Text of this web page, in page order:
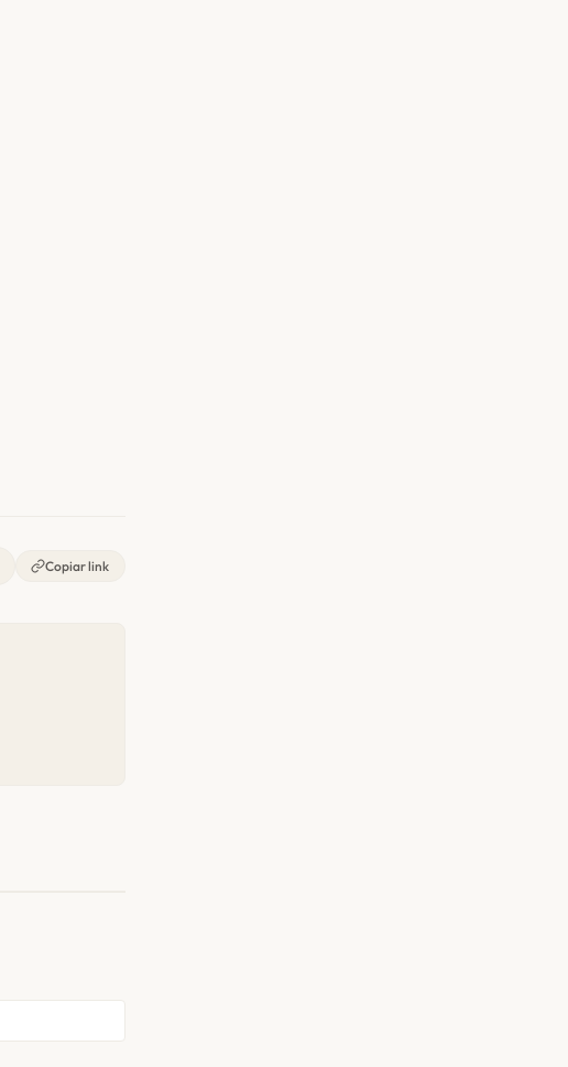
Copiar link